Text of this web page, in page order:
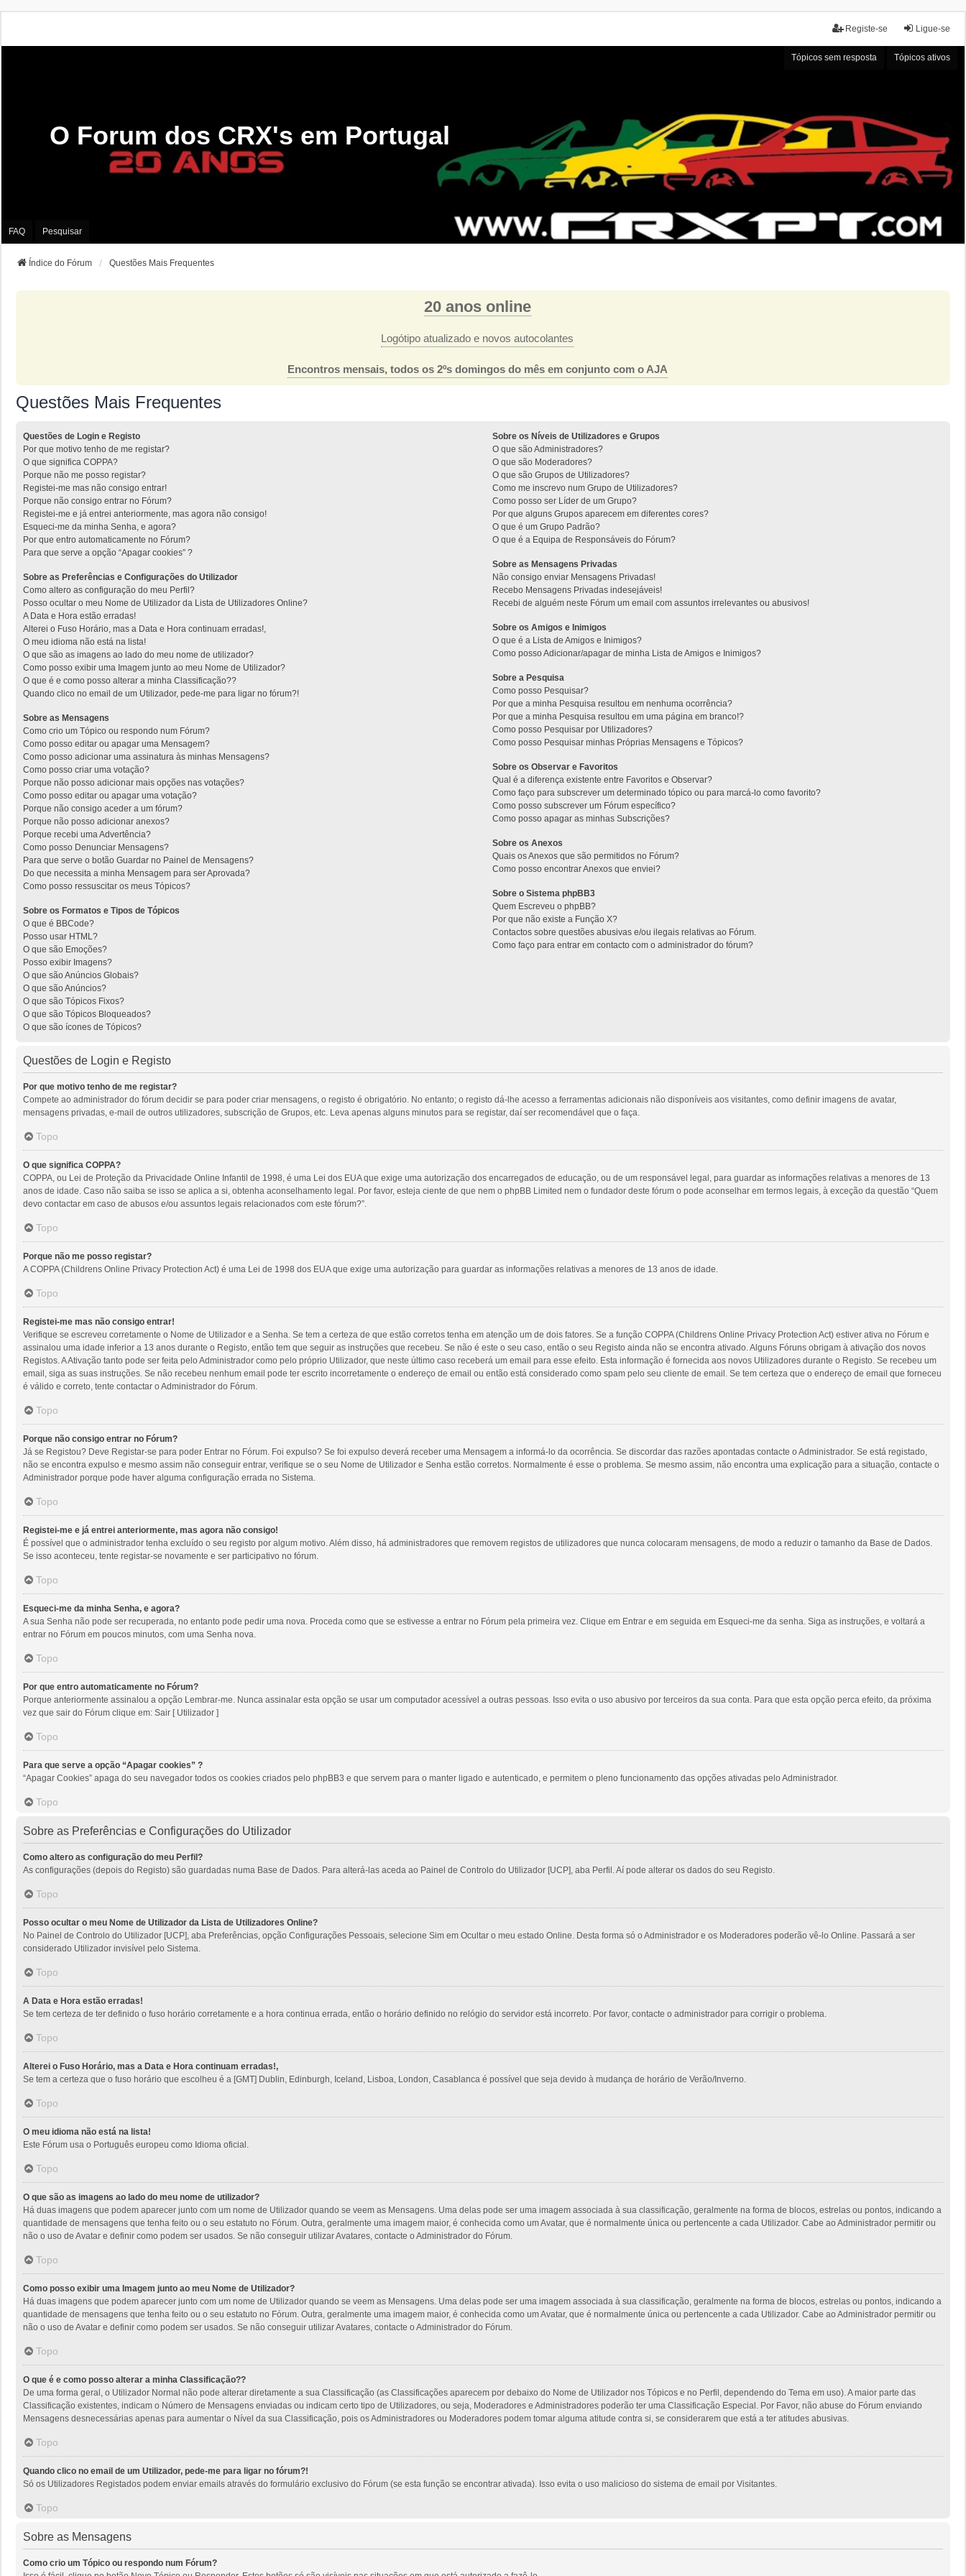
Ligue-se
Registe-se
Tópicos sem resposta Tópicos ativos
O Forum dos CRX's em Portugal
FAQ Pesquisar
Índice do Fórum Questões Mais Frequentes
20 anos online
Logótipo atualizado e novos autocolantes
Encontros mensais, todos os 2ºs domingos do mês em conjunto com o AJA
Questões Mais Frequentes
Questões de Login e Registo
Por que motivo tenho de me registar?
O que significa COPPA?
Porque não me posso registar?
Registei-me mas não consigo entrar!
Porque não consigo entrar no Fórum?
Registei-me e já entrei anteriormente, mas agora não consigo!
Esqueci-me da minha Senha, e agora?
Por que entro automaticamente no Fórum?
Para que serve a opção “Apagar cookies” ?
Sobre as Preferências e Configurações do Utilizador
Como altero as configuração do meu Perfil?
Posso ocultar o meu Nome de Utilizador da Lista de Utilizadores Online?
A Data e Hora estão erradas!
Alterei o Fuso Horário, mas a Data e Hora continuam erradas!,
O meu idioma não está na lista!
O que são as imagens ao lado do meu nome de utilizador?
Como posso exibir uma Imagem junto ao meu Nome de Utilizador?
O que é e como posso alterar a minha Classificação??
Quando clico no email de um Utilizador, pede-me para ligar no fórum?!
Sobre as Mensagens
Como crio um Tópico ou respondo num Fórum?
Como posso editar ou apagar uma Mensagem?
Como posso adicionar uma assinatura às minhas Mensagens?
Como posso criar uma votação?
Porque não posso adicionar mais opções nas votações?
Como posso editar ou apagar uma votação?
Porque não consigo aceder a um fórum?
Porque não posso adicionar anexos?
Porque recebi uma Advertência?
Como posso Denunciar Mensagens?
Para que serve o botão Guardar no Painel de Mensagens?
Do que necessita a minha Mensagem para ser Aprovada?
Como posso ressuscitar os meus Tópicos?
Sobre os Formatos e Tipos de Tópicos
O que é BBCode?
Posso usar HTML?
O que são Emoções?
Posso exibir Imagens?
O que são Anúncios Globais?
O que são Anúncios?
O que são Tópicos Fixos?
O que são Tópicos Bloqueados?
O que são ícones de Tópicos?
Sobre os Níveis de Utilizadores e Grupos
O que são Administradores?
O que são Moderadores?
O que são Grupos de Utilizadores?
Como me inscrevo num Grupo de Utilizadores?
Como posso ser Líder de um Grupo?
Por que alguns Grupos aparecem em diferentes cores?
O que é um Grupo Padrão?
O que é a Equipa de Responsáveis do Fórum?
Sobre as Mensagens Privadas
Não consigo enviar Mensagens Privadas!
Recebo Mensagens Privadas indesejáveis!
Recebi de alguém neste Fórum um email com assuntos irrelevantes ou abusivos!
Sobre os Amigos e Inimigos
O que é a Lista de Amigos e Inimigos?
Como posso Adicionar/apagar de minha Lista de Amigos e Inimigos?
Sobre a Pesquisa
Como posso Pesquisar?
Por que a minha Pesquisa resultou em nenhuma ocorrência?
Por que a minha Pesquisa resultou em uma página em branco!?
Como posso Pesquisar por Utilizadores?
Como posso Pesquisar minhas Próprias Mensagens e Tópicos?
Sobre os Observar e Favoritos
Qual é a diferença existente entre Favoritos e Observar?
Como faço para subscrever um determinado tópico ou para marcá-lo como favorito?
Como posso subscrever um Fórum específico?
Como posso apagar as minhas Subscrições?
Sobre os Anexos
Quais os Anexos que são permitidos no Fórum?
Como posso encontrar Anexos que enviei?
Sobre o Sistema phpBB3
Quem Escreveu o phpBB?
Por que não existe a Função X?
Contactos sobre questões abusivas e/ou ilegais relativas ao Fórum.
Como faço para entrar em contacto com o administrador do fórum?
Questões de Login e Registo
Por que motivo tenho de me registar?
Compete ao administrador do fórum decidir se para poder criar mensagens, o registo é obrigatório. No entanto; o registo dá-lhe acesso a ferramentas adicionais não disponíveis aos visitantes, como definir imagens de avatar,
mensagens privadas, e-mail de outros utilizadores, subscrição de Grupos, etc. Leva apenas alguns minutos para se registar, daí ser recomendável que o faça.
Topo
O que significa COPPA?
COPPA, ou Lei de Proteção da Privacidade Online Infantil de 1998, é uma Lei dos EUA que exige uma autorização dos encarregados de educação, ou de um responsável legal, para guardar as informações relativas a menores de 13
anos de idade. Caso não saiba se isso se aplica a si, obtenha aconselhamento legal. Por favor, esteja ciente de que nem o phpBB Limited nem o fundador deste fórum o pode aconselhar em termos legais, à exceção da questão “Quem
devo contactar em caso de abusos e/ou assuntos legais relacionados com este fórum?”.
Topo
Porque não me posso registar?
A COPPA (Childrens Online Privacy Protection Act) é uma Lei de 1998 dos EUA que exige uma autorização para guardar as informações relativas a menores de 13 anos de idade.
Topo
Registei-me mas não consigo entrar!
Verifique se escreveu corretamente o Nome de Utilizador e a Senha. Se tem a certeza de que estão corretos tenha em atenção um de dois fatores. Se a função COPPA (Childrens Online Privacy Protection Act) estiver ativa no Fórum e
assinalou uma idade inferior a 13 anos durante o Registo, então tem que seguir as instruções que recebeu. Se não é este o seu caso, então o seu Registo ainda não se encontra ativado. Alguns Fóruns obrigam à ativação dos novos
Registos. A Ativação tanto pode ser feita pelo Administrador como pelo próprio Utilizador, que neste último caso receberá um email para esse efeito. Esta informação é fornecida aos novos Utilizadores durante o Registo. Se recebeu um
email, siga as suas instruções. Se não recebeu nenhum email pode ter escrito incorretamente o endereço de email ou então está considerado como spam pelo seu cliente de email. Se tem certeza que o endereço de email que forneceu
é válido e correto, tente contactar o Administrador do Fórum.
Topo
Porque não consigo entrar no Fórum?
Já se Registou? Deve Registar-se para poder Entrar no Fórum. Foi expulso? Se foi expulso deverá receber uma Mensagem a informá-lo da ocorrência. Se discordar das razões apontadas contacte o Administrador. Se está registado,
não se encontra expulso e mesmo assim não conseguir entrar, verifique se o seu Nome de Utilizador e Senha estão corretos. Normalmente é esse o problema. Se mesmo assim, não encontra uma explicação para a situação, contacte o
Administrador porque pode haver alguma configuração errada no Sistema.
Topo
Registei-me e já entrei anteriormente, mas agora não consigo!
É possível que o administrador tenha excluído o seu registo por algum motivo. Além disso, há administradores que removem registos de utilizadores que nunca colocaram mensagens, de modo a reduzir o tamanho da Base de Dados.
Se isso aconteceu, tente registar-se novamente e ser participativo no fórum.
Topo
Esqueci-me da minha Senha, e agora?
A sua Senha não pode ser recuperada, no entanto pode pedir uma nova. Proceda como que se estivesse a entrar no Fórum pela primeira vez. Clique em Entrar e em seguida em Esqueci-me da senha. Siga as instruções, e voltará a
entrar no Fórum em poucos minutos, com uma Senha nova.
Topo
Por que entro automaticamente no Fórum?
Porque anteriormente assinalou a opção Lembrar-me. Nunca assinalar esta opção se usar um computador acessível a outras pessoas. Isso evita o uso abusivo por terceiros da sua conta. Para que esta opção perca efeito, da próxima
vez que sair do Fórum clique em: Sair [ Utilizador ]
Topo
Para que serve a opção “Apagar cookies” ?
“Apagar Cookies” apaga do seu navegador todos os cookies criados pelo phpBB3 e que servem para o manter ligado e autenticado, e permitem o pleno funcionamento das opções ativadas pelo Administrador.
Topo
Sobre as Preferências e Configurações do Utilizador
Como altero as configuração do meu Perfil?
As configurações (depois do Registo) são guardadas numa Base de Dados. Para alterá-las aceda ao Painel de Controlo do Utilizador [UCP], aba Perfil. Aí pode alterar os dados do seu Registo.
Topo
Posso ocultar o meu Nome de Utilizador da Lista de Utilizadores Online?
No Painel de Controlo do Utilizador [UCP], aba Preferências, opção Configurações Pessoais, selecione Sim em Ocultar o meu estado Online. Desta forma só o Administrador e os Moderadores poderão vê-lo Online. Passará a ser
considerado Utilizador invisível pelo Sistema.
Topo
A Data e Hora estão erradas!
Se tem certeza de ter definido o fuso horário corretamente e a hora continua errada, então o horário definido no relógio do servidor está incorreto. Por favor, contacte o administrador para corrigir o problema.
Topo
Alterei o Fuso Horário, mas a Data e Hora continuam erradas!,
Se tem a certeza que o fuso horário que escolheu é a [GMT] Dublin, Edinburgh, Iceland, Lisboa, London, Casablanca é possível que seja devido à mudança de horário de Verão/Inverno.
Topo
O meu idioma não está na lista!
Este Fórum usa o Português europeu como Idioma oficial.
Topo
O que são as imagens ao lado do meu nome de utilizador?
Há duas imagens que podem aparecer junto com um nome de Utilizador quando se veem as Mensagens. Uma delas pode ser uma imagem associada à sua classificação, geralmente na forma de blocos, estrelas ou pontos, indicando a
quantidade de mensagens que tenha feito ou o seu estatuto no Fórum. Outra, geralmente uma imagem maior, é conhecida como um Avatar, que é normalmente única ou pertencente a cada Utilizador. Cabe ao Administrador permitir ou
não o uso de Avatar e definir como podem ser usados. Se não conseguir utilizar Avatares, contacte o Administrador do Fórum.
Topo
Como posso exibir uma Imagem junto ao meu Nome de Utilizador?
Há duas imagens que podem aparecer junto com um nome de Utilizador quando se veem as Mensagens. Uma delas pode ser uma imagem associada à sua classificação, geralmente na forma de blocos, estrelas ou pontos, indicando a
quantidade de mensagens que tenha feito ou o seu estatuto no Fórum. Outra, geralmente uma imagem maior, é conhecida como um Avatar, que é normalmente única ou pertencente a cada Utilizador. Cabe ao Administrador permitir ou
não o uso de Avatar e definir como podem ser usados. Se não conseguir utilizar Avatares, contacte o Administrador do Fórum.
Topo
O que é e como posso alterar a minha Classificação??
De uma forma geral, o Utilizador Normal não pode alterar diretamente a sua Classificação (as Classificações aparecem por debaixo do Nome de Utilizador nos Tópicos e no Perfil, dependendo do Tema em uso). A maior parte das
Classificação existentes, indicam o Número de Mensagens enviadas ou indicam certo tipo de Utilizadores, ou seja, Moderadores e Administradores poderão ter uma Classificação Especial. Por Favor, não abuse do Fórum enviando
Mensagens desnecessárias apenas para aumentar o Nível da sua Classificação, pois os Administradores ou Moderadores podem tomar alguma atitude contra si, se considerarem que está a ter atitudes abusivas.
Topo
Quando clico no email de um Utilizador, pede-me para ligar no fórum?!
Só os Utilizadores Registados podem enviar emails através do formulário exclusivo do Fórum (se esta função se encontrar ativada). Isso evita o uso malicioso do sistema de email por Visitantes.
Topo
Sobre as Mensagens
Como crio um Tópico ou respondo num Fórum?